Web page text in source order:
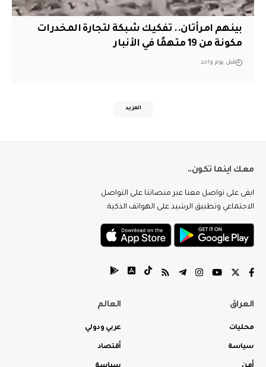
بينهم امرأتان.. تفكيك شبكة لتجارة المخدرات
مكونة من 19 متهمًا في الأنبار
قبل يوم واحد
المزيد
معك اينما تكون..
ابقى على تواصل معنا عبر منصاتنا على التواصل
الاجتماعي وتطبيق الرشيد على الهواتف الذكية.
العراق
محليات
سياسة
العالم
عربي ودولي
أقتصاد